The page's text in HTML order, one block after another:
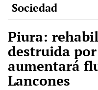
Sociedad
Piura:
destruida
aumentará
Lancones